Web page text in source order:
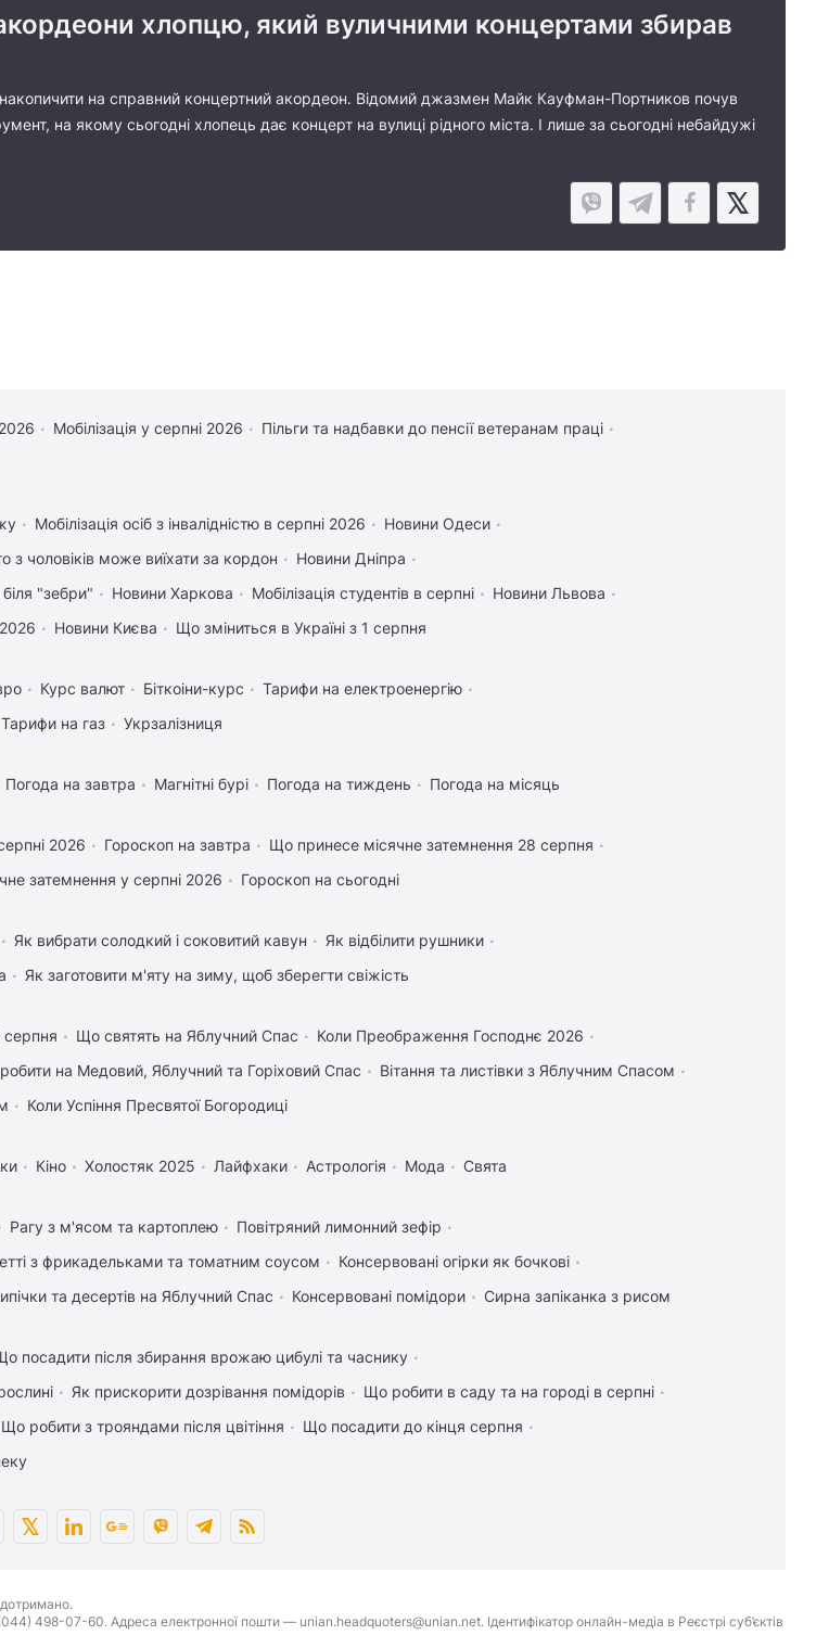
хлопцю, який вуличними концертами збирав
накопичити на справний концертний акордеон. Відомий джазмен Майк Кауфман-Портников почув
на якому сьогодні хлопець дає концерт на вулиці рідного міста. І лише за сьогодні небайдужі
Мобілізація у серпні 2026
Пільги та надбавки до пенсії ветеранам праці
Мобілізація осіб з інвалідністю в серпні 2026
Новини Одеси
з чоловіків може виїхати за кордон
Новини Дніпра
"зебри"
Новини Харкова Мобілізація студентів в серпні
Новини Львова
Новини Києва Що зміниться в Україні з 1 серпня
Курс валют Біткоіни-курс
Тарифи на електроенергію
Тарифи на газ Укрзалізниця
Погода на завтра Магнітні бурі Погода на тиждень Погода на місяць
2026 Гороскоп на завтра
Що принесе місячне затемнення 28 серпня
затемнення у серпні 2026 Гороскоп на сьогодні
Як вибрати солодкий і соковитий кавун
Як відбілити рушники
Як заготовити м'яту на зиму, щоб зберегти свіжість
Що святять на Яблучний Спас
Коли Преображення Господнє 2026
на Медовий, Яблучний та Горіховий Спас
Вітання та листівки з Яблучним Спасом
Коли Успіння Пресвятої Богородиці
Кіно Холостяк 2025 Лайфхаки Астрологія Мода Свята
Рагу з м'ясом та картоплею
Повітряний лимонний зефір
з фрикадельками та томатним соусом
Консервовані огірки як бочкові
та десертів на Яблучний Спас Консервовані помідори Сирна запіканка з рисом
посадити після збирання врожаю цибулі та часнику
Як прискорити дозрівання помідорів
Що робити в саду та на городі в серпні
Що робити з трояндами після цвітіння
Що посадити до кінця серпня
498-07-60. Адреса електронної пошти — unian.headquoters@unian.net. Ідентифікатор онлайн-медіа в Реєстрі суб’єктів